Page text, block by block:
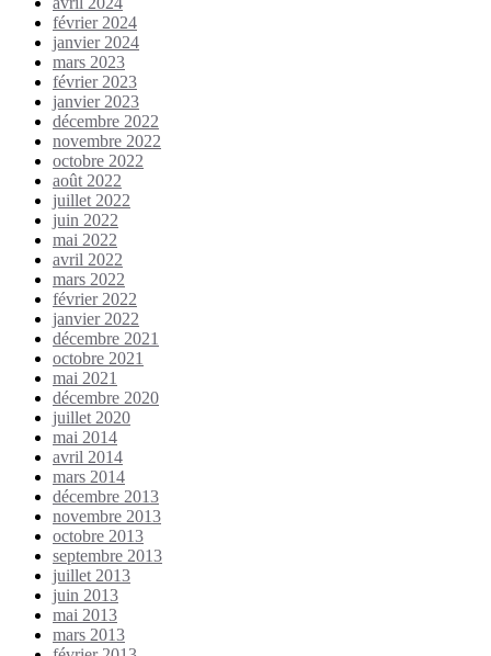
février 2024
janvier 2024
mars 2023
février 2023
janvier 2023
décembre 2022
novembre 2022
octobre 2022
août 2022
juillet 2022
juin 2022
mai 2022
avril 2022
mars 2022
février 2022
janvier 2022
décembre 2021
octobre 2021
mai 2021
décembre 2020
juillet 2020
mai 2014
avril 2014
mars 2014
décembre 2013
novembre 2013
octobre 2013
septembre 2013
juillet 2013
juin 2013
mai 2013
mars 2013